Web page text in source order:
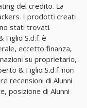
del credito. La
I prodotti creati
stati trovati.
Figlio S.d.f. è
eccetto finanza,
su proprietario,
& Figlio S.d.f. non
recensioni di Alunni
posizione di Alunni